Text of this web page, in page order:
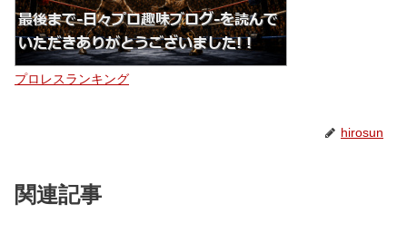
プロレスランキング
hirosun
関連記事